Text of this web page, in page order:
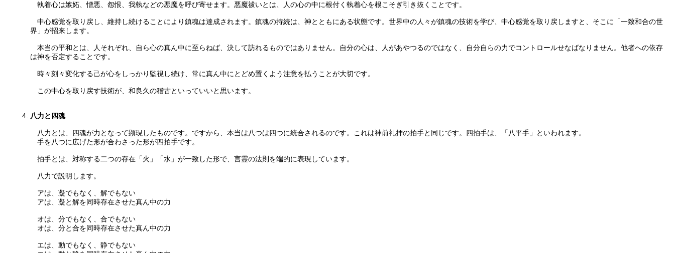
執着心は嫉妬、憎悪、怨恨、我執などの悪魔を呼び寄せます。悪魔祓いとは、人の心の中に根付く執着心を根こそぎ引き抜くことです。
中心感覚を取り戻し、維持し続けることにより鎮魂は達成されます。鎮魂の持続は、神とともにある状態です。世界中の人々が鎮魂の技術を学び、中心感覚を取り戻しますと、そこに「一致和合の世
界」が招来します。
本当の平和とは、人それぞれ、自ら心の真ん中に至らねば、決して訪れるものではありません。自分の心は、人があやつるのではなく、自分自らの力でコントロールせなばなりません。他者への依存
は神を否定することです。
時々刻々変化する己が心をしっかり監視し続け、常に真ん中にとどめ置くよう注意を払うことが大切です。
この中心を取り戻す技術が、和良久の稽古といっていいと思います。
八力と四魂
八力とは、四魂が力となって顕現したものです。ですから、本当は八つは四つに統合されるのです。これは神前礼拝の拍手と同じです。四拍手は、「八平手」といわれます。
手を八つに広げた形が合わさった形が四拍手です。
拍手とは、対称する二つの存在「火」「水」が一致した形で、言霊の法則を端的に表現しています。
八力で説明します。
アは、凝でもなく、解でもない
アは、凝と解を同時存在させた真ん中の力
オは、分でもなく、合でもない
オは、分と合を同時存在させた真ん中の力
エは、動でもなく、静でもない